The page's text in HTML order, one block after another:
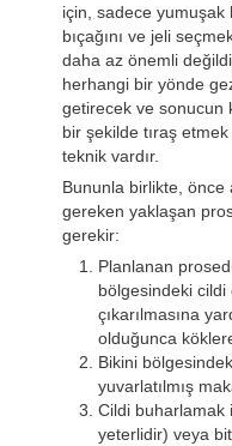
için, sadece yumuşak
bıçağını ve jeli
daha az önemli
herhangi bir yönde
getirecek ve sonucun
bir şekilde tıraş
teknik vardır.
Bununla birlikte, önce
gereken yaklaşan
gerekir:
Planlanan
bölgesindeki
çıkarılmasına
olduğunca
Bikini
yuvarlatılmış
Cildi buharlamak
yeterlidir) veya